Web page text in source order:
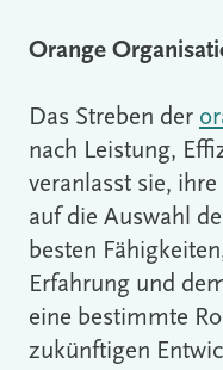
Orange
Das Streben der
nach Leistung,
veranlasst sie,
auf die Auswahl
besten
Erfahrung und
eine bestimmte
zukünftigen